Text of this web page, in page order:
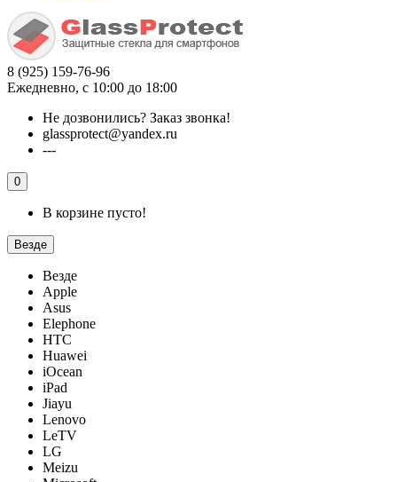
8 (925) 159-76-96
Ежедневно, с 10:00 до 18:00
Не дозвонились? Заказ звонка!
glassprotect@yandex.ru
---
0
В корзине пусто!
Везде
Везде
Apple
Asus
Elephone
HTC
Huawei
iOcean
iPad
Jiayu
Lenovo
LeTV
LG
Meizu